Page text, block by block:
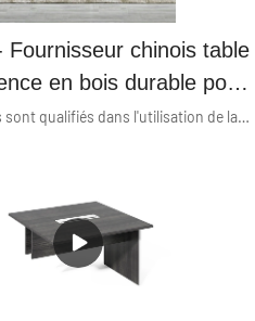
Fournisseur chinois table
en bois durable pour
bureau de réunion
Nos ingénieurs sont qualifiés dans l'utilisation de la technologie. En raison de la grande facilité d'entretien et des fonctions puissantes, le bureau de conférence en bois durable pour 10 personnes du fournisseur chinois est couramment vu dans le(s) champ(s) d'application des tables de conférence maintenant.